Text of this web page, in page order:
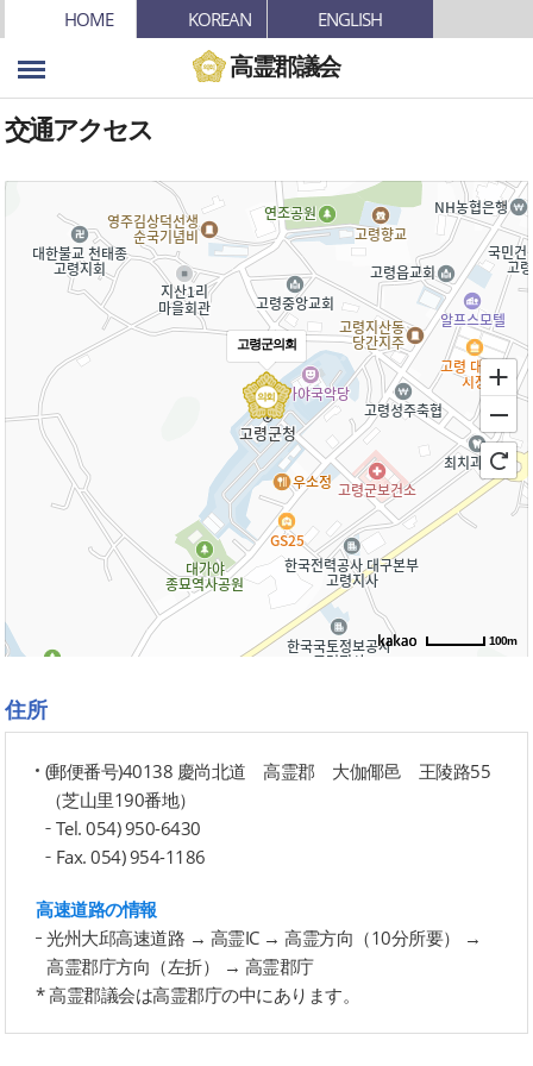
본문바로가기
HOME KOREAN ENGLISH
高霊郡議会
交通アクセス
고령군의회
100m
住所
(郵便番号)40138 慶尚北道 高霊郡 大伽倻邑 王陵路55
（芝山里190番地）
Tel. 054) 950-6430
Fax. 054) 954-1186
高速道路の情報
光州大邱高速道路 → 高霊IC → 高霊方向（10分所要） →
高霊郡庁方向（左折） → 高霊郡庁
* 高霊郡議会は高霊郡庁の中にあります。